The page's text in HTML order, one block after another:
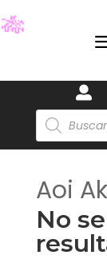

Búsqueda
de
productos
Aoi
No
🎋